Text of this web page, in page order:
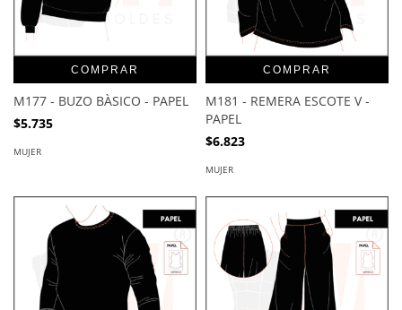
COMPRAR
M177 - BUZO BÀSICO - PAPEL
$5.735
MUJER
COMPRAR
M181 - REMERA ESCOTE V -
PAPEL
$6.823
MUJER